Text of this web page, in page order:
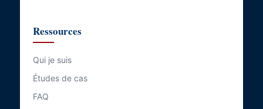
Ressources
Qui je suis
Études de cas
FAQ